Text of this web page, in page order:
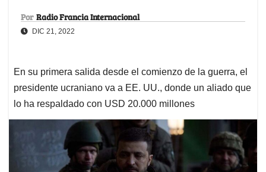
Por Radio Francia Internacional
DIC 21, 2022
En su primera salida desde el comienzo de la guerra, el
presidente ucraniano va a EE. UU., donde un aliado que
lo ha respaldado con USD 20.000 millones